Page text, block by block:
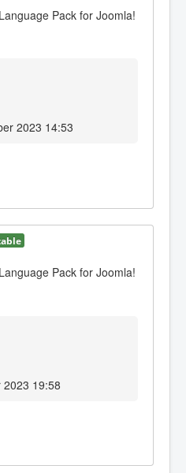
Pack for Joomla!
2023 14:53
Pack for Joomla!
2023 19:58